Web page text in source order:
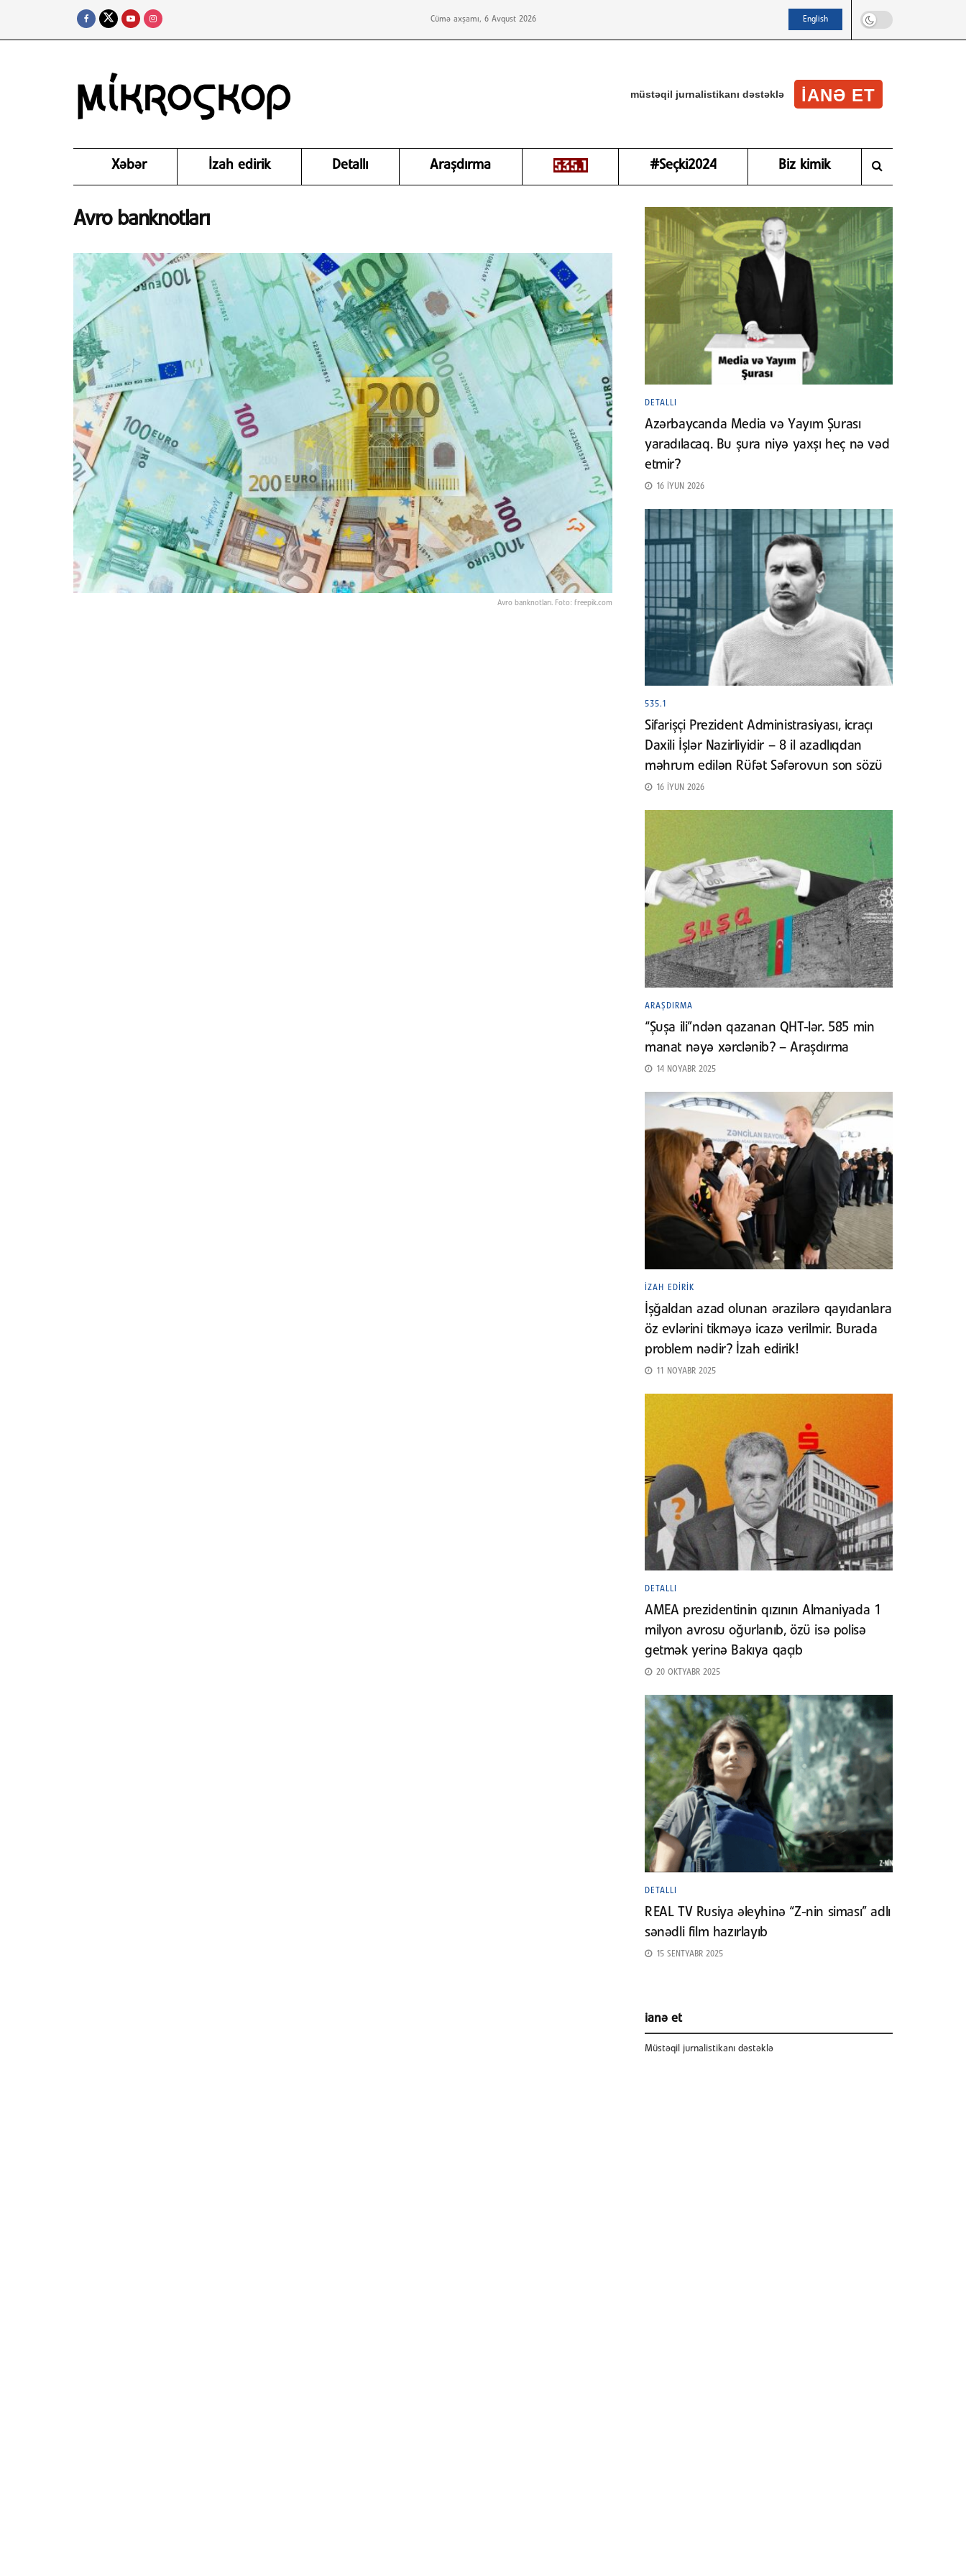
Cümə axşamı, 6 Avqust 2026 English
müstəqil jurnalistikanı dəstəklə IANƏ ET
Xəbər İzah edirik Detallı Araşdırma #Seçki2024 Biz kimik
Avro banknotları
Avro banknotları. Foto: freepik.com
DETALLI
Azərbaycanda Media və Yayım Şurası
yaradılacaq. Bu şura niyə yaxşı heç nə vəd
etmir?
16 İYUN 2026
535.1
Sifarişçi Prezident Administrasiyası, icraçı
Daxili İşlər Nazirliyidir – 8 il azadlıqdan
məhrum edilən Rüfət Səfərovun son sözü
16 İYUN 2026
ARAŞDIRMA
“Şuşa ili”ndən qazanan QHT-lər. 585 min
manat nəyə xərclənib? – Araşdırma
14 NOYABR 2025
İZAH EDIRIK
İşğaldan azad olunan ərazilərə qayıdanlara
öz evlərini tikməyə icazə verilmir. Burada
problem nədir? İzah edirik!
11 NOYABR 2025
DETALLI
AMEA prezidentinin qızının Almaniyada 1
milyon avrosu oğurlanıb, özü isə polisə
getmək yerinə Bakıya qaçıb
20 OKTYABR 2025
DETALLI
REAL TV Rusiya əleyhinə “Z-nin siması” adlı
sənədli film hazırlayıb
15 SENTYABR 2025
ianə et
Müstəqil jurnalistikanı dəstəklə